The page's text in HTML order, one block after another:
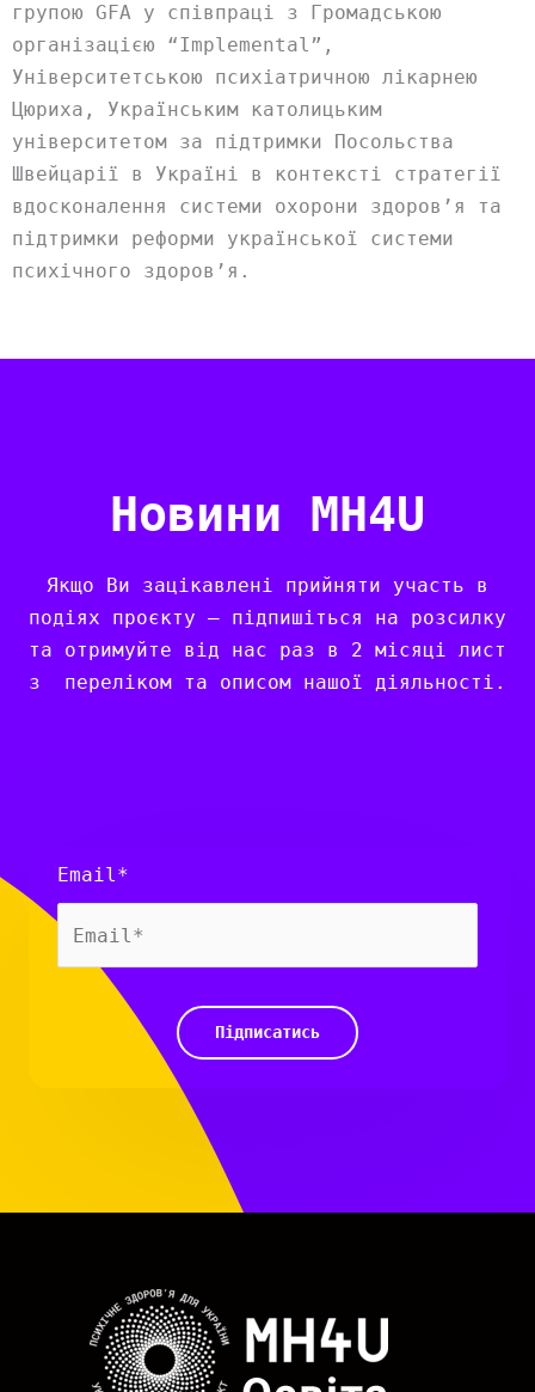
групою GFA у співпраці з Громадською
організацією “Implemental”,
Університетською психіатричною лікарнею
Цюриха, Українським католицьким
університетом за підтримки Посольства
Швейцарії в Україні в контексті стратегії
вдосконалення системи охорони здоров’я та
підтримки реформи української системи
психічного здоров’я.
Новини MH4U
Якщо Ви зацікавлені прийняти участь в
подіях проєкту – підпишіться на розсилку
та отримуйте від нас раз в 2 місяці лист
з переліком та описом нашої діяльності.
Email*
Підписатись